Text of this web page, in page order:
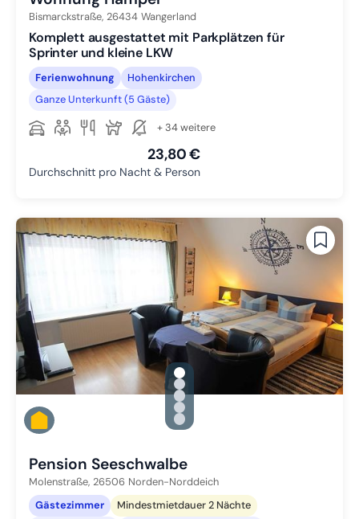
Bismarckstraße, 26434 Wangerland
Komplett ausgestattet mit Parkplätzen für
Sprinter und kleine LKW
Ferienwohnung
Hohenkirchen
Ganze Unterkunft (5 Gäste)
+ 34 weitere
23,80 €
Durchschnitt pro Nacht & Person
gallery.slide_selector
Zu Slide 1 wechseln
Zu Slide 2 wechseln
Zu Slide 3 wechseln
Zu Slide 4 wechseln
Zu Slide 5 wechseln
Pension Seeschwalbe
Molenstraße, 26506 Norden-Norddeich
Gästezimmer
Mindestmietdauer 2 Nächte